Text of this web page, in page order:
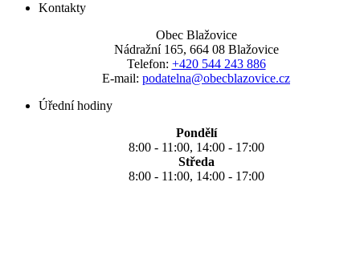
Kontakty
Obec Blažovice
Nádražní 165, 664 08 Blažovice
Telefon: +420 544 243 886
E-mail: podatelna@obecblazovice.cz
Úřední hodiny
Pondělí
8:00 - 11:00, 14:00 - 17:00
Středa
8:00 - 11:00, 14:00 - 17:00